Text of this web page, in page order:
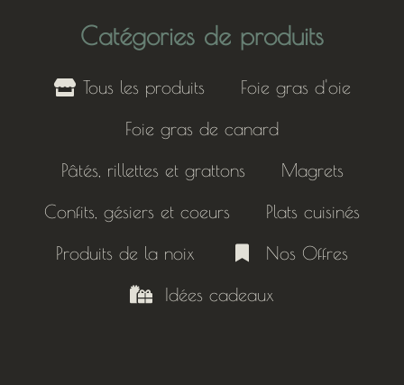
Catégories de produits
Tous les produits
Foie gras d'oie
Foie gras de canard
Pâtés, rillettes et grattons
Magrets
Confits, gésiers et coeurs
Plats cuisinés
Produits de la noix
Nos Offres
Idées cadeaux